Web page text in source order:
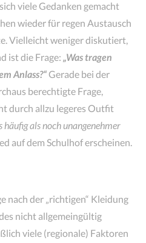
viele Gedanken gemacht
wieder für regen Austausch
Vielleicht weniger diskutiert,
ist die Frage: „Was tragen
Anlass?“Gerade bei der
berechtigte Frage,
durch allzu legeres Outfit
häufig als noch unangenehmer
auf dem Schulhof erscheinen.
nach der „richtigen“ Kleidung
nicht allgemeingültig
viele (regionale) Faktoren